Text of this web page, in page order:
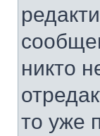
никто
то уже